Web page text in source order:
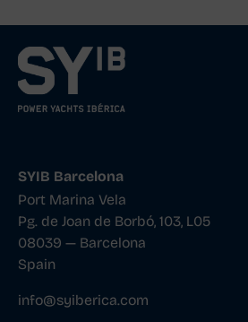
SYIB Barcelona
Port Marina Vela
Pg. de Joan de Borbó, 103, L05
08039 — Barcelona
Spain
info@syiberica.com